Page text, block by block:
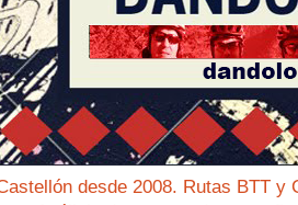
desde 2008. Rutas BTT